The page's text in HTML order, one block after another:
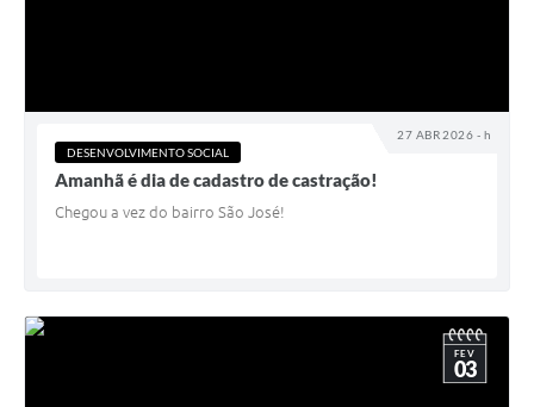
27 ABR 2026 - h
DESENVOLVIMENTO SOCIAL
Amanhã é dia de cadastro de castração!
Chegou a vez do bairro São José!
FEV
03